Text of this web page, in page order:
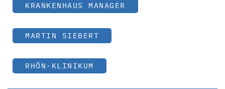
KRANKENHAUS MANAGER
MARTIN SIEBERT
RHÖN-KLINIKUM